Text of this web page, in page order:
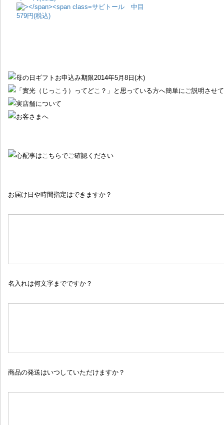
サビトール 中目
579円(税込)
お届け日や時間指定はできますか？
名入れは何文字までですか？
商品の発送はいつしていただけますか？